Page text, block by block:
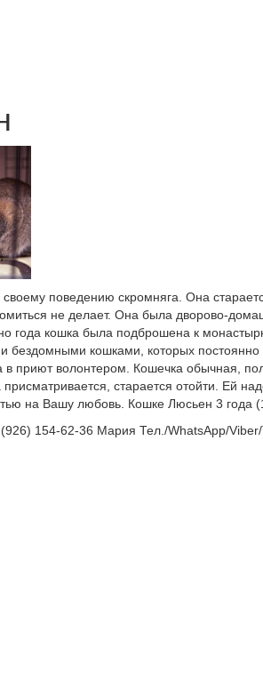
поведению скромняга. Она
не делает. Она была дворово-
года кошка была подброшена к
бездомными кошками, которых
в приют волонтером. Кошечка обычная,
старается отойти. Ей
на Вашу любовь. Кошке Люсьен 3 года
154-62-36 Мария Тел./WhatsApp/